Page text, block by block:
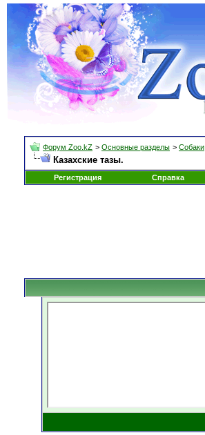
Форум Zoo.kZ > Основные разделы > Собаки
Казахские тазы.
Регистрация Справка